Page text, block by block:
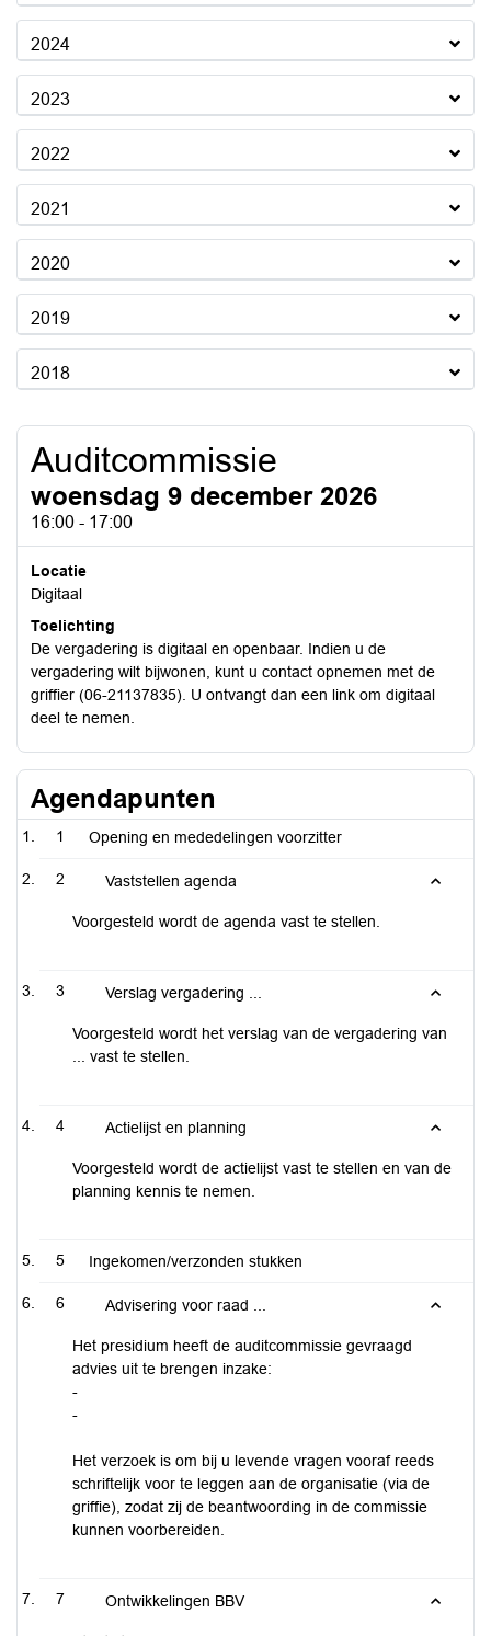
2024
2023
2022
2021
2020
2019
2018
Auditcommissie
woensdag 9 december 2026
16:00 - 17:00
Locatie
Digitaal
Toelichting
De vergadering is digitaal en openbaar. Indien u de
vergadering wilt bijwonen, kunt u contact opnemen met de
griffier (06-21137835). U ontvangt dan een link om digitaal
deel te nemen.
Agendapunten
1 Opening en mededelingen voorzitter
2 Vaststellen agenda
Voorgesteld wordt de agenda vast te stellen.
3 Verslag vergadering ...
Voorgesteld wordt het verslag van de vergadering van
... vast te stellen.
4 Actielijst en planning
Voorgesteld wordt de actielijst vast te stellen en van de
planning kennis te nemen.
5 Ingekomen/verzonden stukken
6 Advisering voor raad ...
Het presidium heeft de auditcommissie gevraagd
advies uit te brengen inzake:
-
-
Het verzoek is om bij u levende vragen vooraf reeds
schriftelijk voor te leggen aan de organisatie (via de
griffie), zodat zij de beantwoording in de commissie
kunnen voorbereiden.
7 Ontwikkelingen BBV